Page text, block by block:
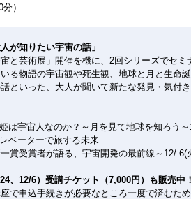
）
が知りたい宇宙の話」
と芸術展」開催を機に、2回シリーズでセ
る物語の宇宙観や死生観、地球と月と生命
といった、大人が聞いて新たな発見・気付
は宇宙人なのか？～月を見て地球を知ろう
ベーターで旅する未来
賞者が語る、宇宙開発の最前線～12/
、12/6）受講チケット（7,000円）も販売中！
で申込手続きが必要なところ一度で済むた